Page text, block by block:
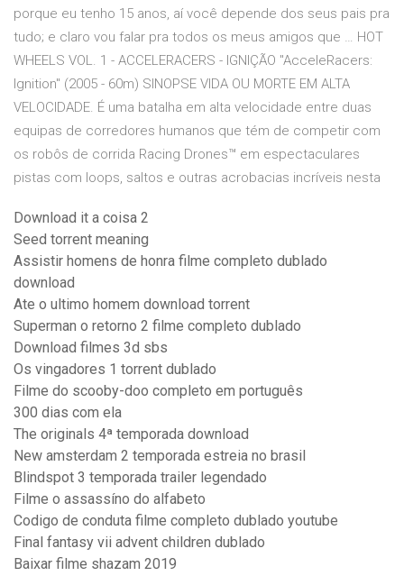
porque eu tenho 15 anos, aí você depende dos seus pais pra
tudo; e claro vou falar pra todos os meus amigos que … HOT
WHEELS VOL. 1 - ACCELERACERS - IGNIÇÃO "AcceleRacers:
Ignition" (2005 - 60m) SINOPSE VIDA OU MORTE EM ALTA
VELOCIDADE. É uma batalha em alta velocidade entre duas
equipas de corredores humanos que tém de competir com
os robôs de corrida Racing Drones™ em espectaculares
pistas com loops, saltos e outras acrobacias incríveis nesta
Download it a coisa 2
Seed torrent meaning
Assistir homens de honra filme completo dublado
download
Ate o ultimo homem download torrent
Superman o retorno 2 filme completo dublado
Download filmes 3d sbs
Os vingadores 1 torrent dublado
Filme do scooby-doo completo em português
300 dias com ela
The originals 4ª temporada download
New amsterdam 2 temporada estreia no brasil
Blindspot 3 temporada trailer legendado
Filme o assassíno do alfabeto
Codigo de conduta filme completo dublado youtube
Final fantasy vii advent children dublado
Baixar filme shazam 2019